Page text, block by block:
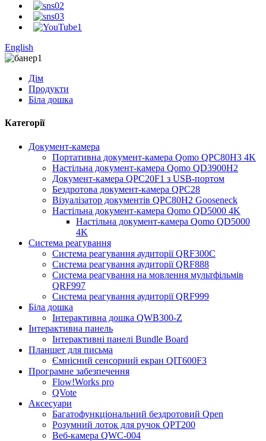
English
Дім
Продукти
Біла дошка
Категорії
Документ-камера
Портативна документ-камера Qomo QPC80H3 4K
Настільна документ-камера Qomo QD3900H2
Документ-камера QPC20F1 з USB-портом
Бездротова документ-камера QPC28
Візуалізатор документів QPC80H2 Gooseneck
Настільна документ-камера Qomo QD5000 4K
Настільна документ-камера Qomo QD5000
4K
Система реагування
Система реагування аудиторії QRF300C
Система реагування аудиторії QRF888
Система реагування на мовлення мультфільмів
QRF997
Система реагування аудиторії QRF999
Біла дошка
Інтерактивна дошка QWB300-Z
Інтерактивна панель
Інтерактивні панелі Bundle Board
Планшет для письма
Ємнісний сенсорний екран QIT600F3
Програмне забезпечення
Flow!Works pro
QVote
Аксесуари
Багатофункціональний бездротовий Qpen
Розумний лоток для ручок QPT200
Веб-камера QWC-004